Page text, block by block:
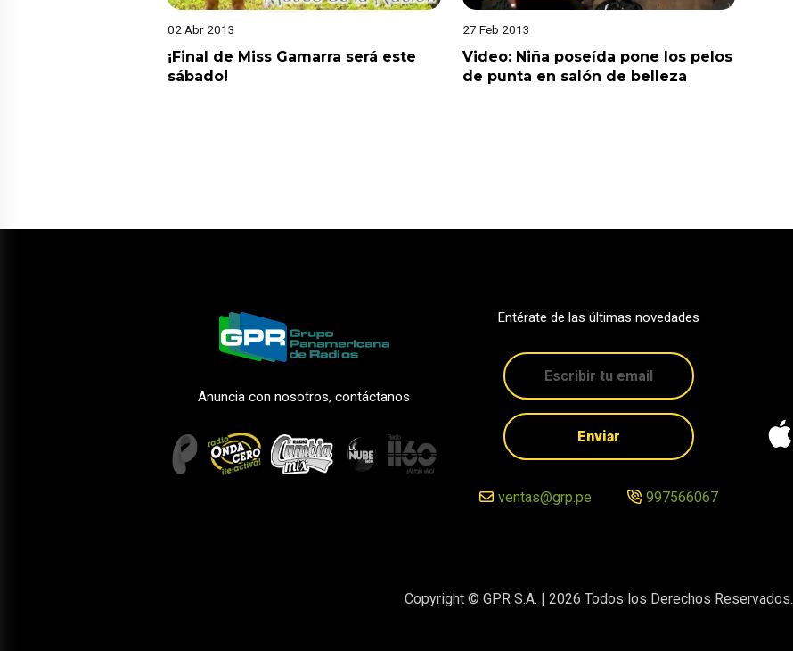
02 Abr 2013
¡Final de Miss Gamarra será este
sábado!
27 Feb 2013
Video: Niña poseída pone los pelos
de punta en salón de belleza
Anuncia con nosotros, contáctanos
Entérate de las últimas novedades
Enviar
ventas@grp.pe 997566067
Copyright © GPR S.A. | 2026 Todos los Derechos Reservados.